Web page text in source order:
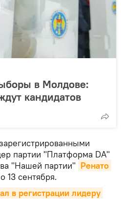
в Молдове:
кандидатов
партии "Платформа DA"
"Нашей партии" Ренато
13 сентября.
в регистрации лидеру